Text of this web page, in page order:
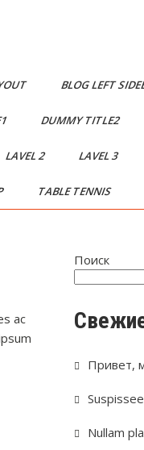
BLOG LEFT
DUMMY TITLE2
LAVEL 2 LAVEL 3
TABLE TENNIS
ac
Поиск
Привет,
Nullam